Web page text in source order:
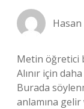
Hasan
Metin öğretici
Alınır için
Burada
anlamına gelir